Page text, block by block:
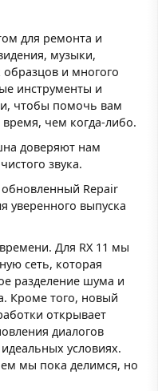
для ремонта и
музыки,
образцов и многого
инструменты и
чтобы помочь вам
чем когда-либо.
доверяют нам
звука.
обновленный Repair
уверенного выпуска
Для RX 11 мы
сеть, которая
разделение шума и
Кроме того, новый
открывает
диалогов
условиях.
мы пока делимся, но